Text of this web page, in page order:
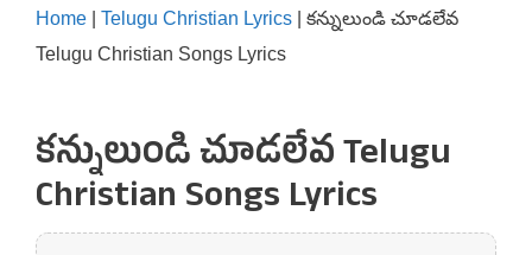
Home Telugu Christian Lyrics
కన్నులుండి చూడలేవ
Telugu Christian Songs Lyrics
కన్నులుండి చూడలేవ Telugu
Christian Songs Lyrics